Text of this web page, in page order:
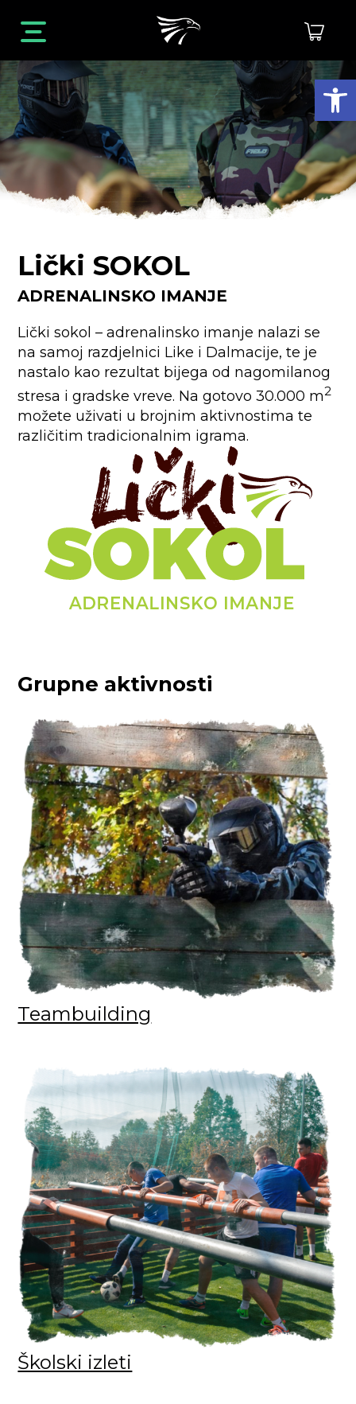
Open toolbar
LičkiSOKOL
ADRENALINSKO IMANJE
Lički sokol – adrenalinsko imanje nalazi se
na samoj razdjelnici Like i Dalmacije, te je
nastalo kao rezultat bijega od nagomilanog
stresa i gradske vreve. Na gotovo 30.000 m2
možete uživati u brojnim aktivnostima te
različitim tradicionalnim igrama.
Grupne aktivnosti
Teambuilding
Školski izleti